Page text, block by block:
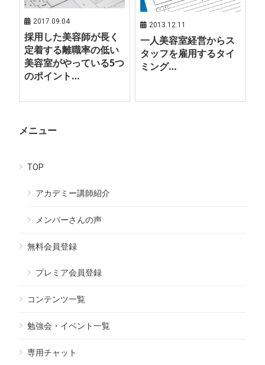
2017.09.04
採用した美容師が長く
定着する離職率の低い
美容室がやっている5つ
のポイント…
2013.12.11
一人美容室経営からス
タッフを雇用するタイ
ミング…
メニュー
TOP
アカデミー講師紹介
メンバーさんの声
無料会員登録
プレミア会員登録
コンテンツ一覧
勉強会・イベント一覧
専用チャット